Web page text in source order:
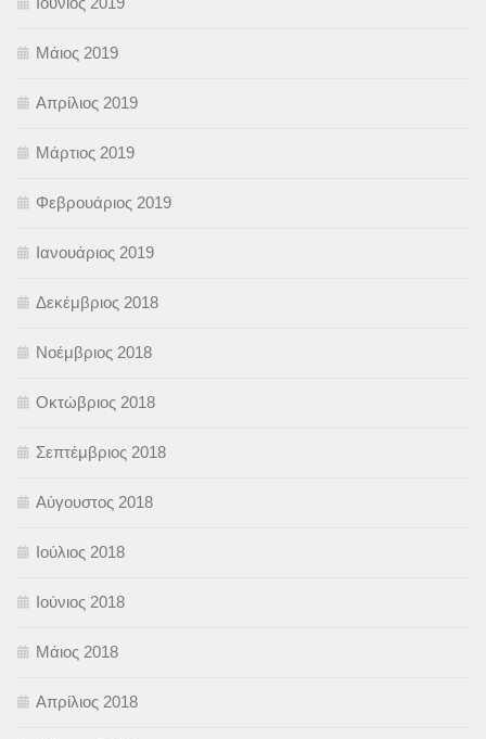
Μάιος 2019
Απρίλιος 2019
Μάρτιος 2019
Φεβρουάριος 2019
Ιανουάριος 2019
Δεκέμβριος 2018
Νοέμβριος 2018
Οκτώβριος 2018
Σεπτέμβριος 2018
Αύγουστος 2018
Ιούλιος 2018
Ιούνιος 2018
Μάιος 2018
Απρίλιος 2018